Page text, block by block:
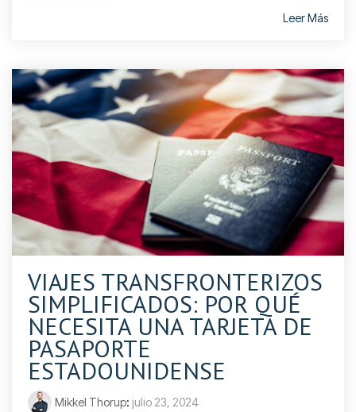
Leer Más
VIAJES TRANSFRONTERIZOS
SIMPLIFICADOS: POR QUÉ
NECESITA UNA TARJETA DE
PASAPORTE
ESTADOUNIDENSE
Mikkel Thorup: julio 23, 2024